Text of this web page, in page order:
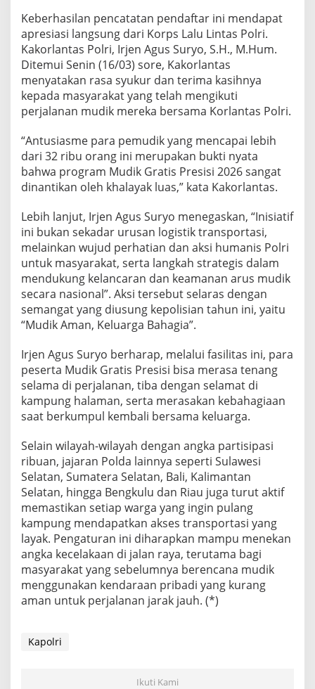
Keberhasilan pencatatan pendaftar ini mendapat
apresiasi langsung dari Korps Lalu Lintas Polri.
Kakorlantas Polri, Irjen Agus Suryo, S.H., M.Hum.
Ditemui Senin (16/03) sore, Kakorlantas
menyatakan rasa syukur dan terima kasihnya
kepada masyarakat yang telah mengikuti
perjalanan mudik mereka bersama Korlantas Polri.
“Antusiasme para pemudik yang mencapai lebih
dari 32 ribu orang ini merupakan bukti nyata
bahwa program Mudik Gratis Presisi 2026 sangat
dinantikan oleh khalayak luas,” kata Kakorlantas.
Lebih lanjut, Irjen Agus Suryo menegaskan, “Inisiatif
ini bukan sekadar urusan logistik transportasi,
melainkan wujud perhatian dan aksi humanis Polri
untuk masyarakat, serta langkah strategis dalam
mendukung kelancaran dan keamanan arus mudik
secara nasional”. Aksi tersebut selaras dengan
semangat yang diusung kepolisian tahun ini, yaitu
“Mudik Aman, Keluarga Bahagia”.
Irjen Agus Suryo berharap, melalui fasilitas ini, para
peserta Mudik Gratis Presisi bisa merasa tenang
selama di perjalanan, tiba dengan selamat di
kampung halaman, serta merasakan kebahagiaan
saat berkumpul kembali bersama keluarga.
Selain wilayah-wilayah dengan angka partisipasi
ribuan, jajaran Polda lainnya seperti Sulawesi
Selatan, Sumatera Selatan, Bali, Kalimantan
Selatan, hingga Bengkulu dan Riau juga turut aktif
memastikan setiap warga yang ingin pulang
kampung mendapatkan akses transportasi yang
layak. Pengaturan ini diharapkan mampu menekan
angka kecelakaan di jalan raya, terutama bagi
masyarakat yang sebelumnya berencana mudik
menggunakan kendaraan pribadi yang kurang
aman untuk perjalanan jarak jauh. (*)
Kapolri
Ikuti Kami